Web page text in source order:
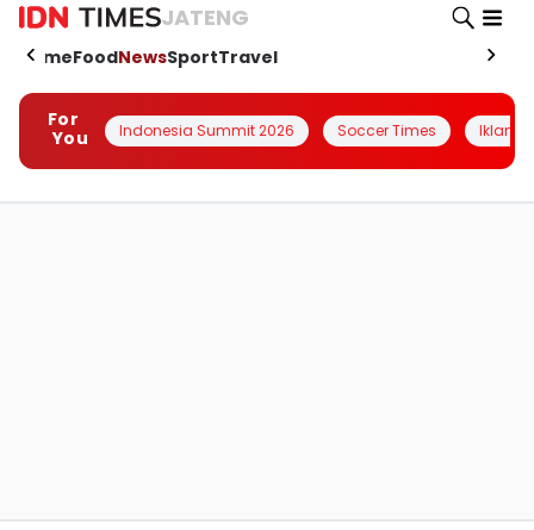
JATENG
HomeFoodNewsSportTravel
For
You
Indonesia Summit 2026 Soccer Times Iklanin